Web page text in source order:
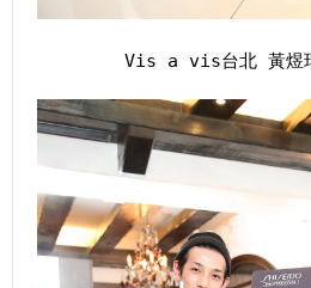
Vis a vis台北 黃煜琅